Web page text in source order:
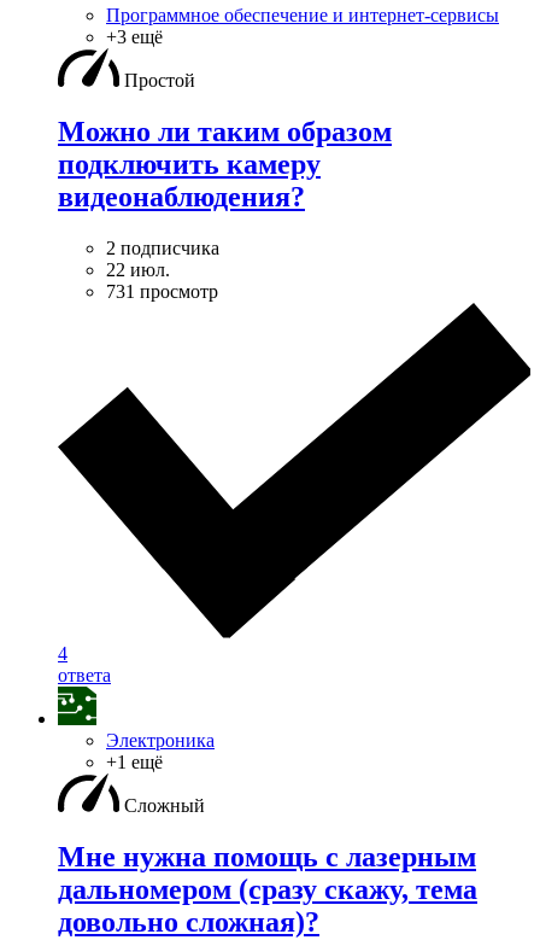
Программное обеспечение и интернет-сервисы
+3 ещё
Простой
Можно ли таким образом
подключить камеру
видеонаблюдения?
2 подписчика
22 июл.
731 просмотр
4
ответа
Электроника
+1 ещё
Сложный
Мне нужна помощь с лазерным
дальномером (сразу скажу, тема
довольно сложная)?